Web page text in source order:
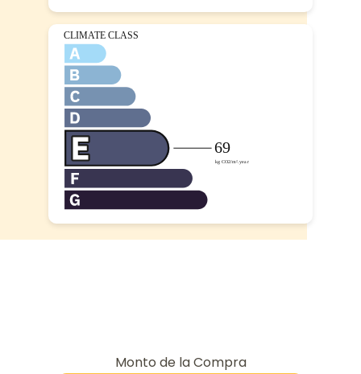
Monto de la Compra